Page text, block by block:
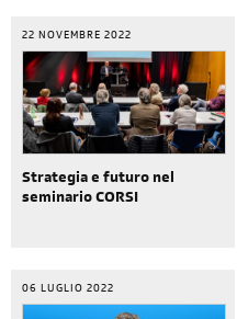
22 NOVEMBRE 2022
Strategia e futuro nel
seminario CORSI
06 LUGLIO 2022